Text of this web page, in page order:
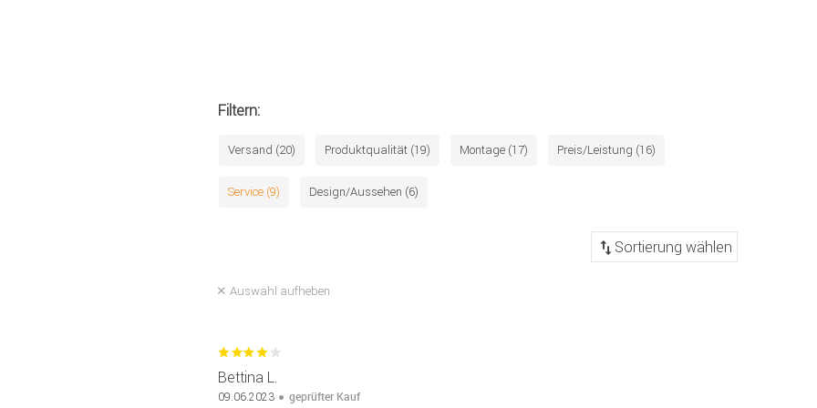
Filtern:
Versand (20) Produktqualität (19) Montage (17) Preis/Leistung (16)
Service (9) Design/Aussehen (6)
Auswahl aufheben
Bettina L.
09.06.2023 geprüfter Kauf